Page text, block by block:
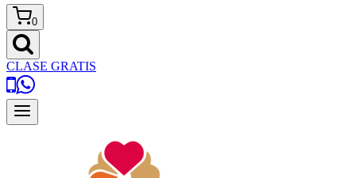
0
CLASE GRATIS